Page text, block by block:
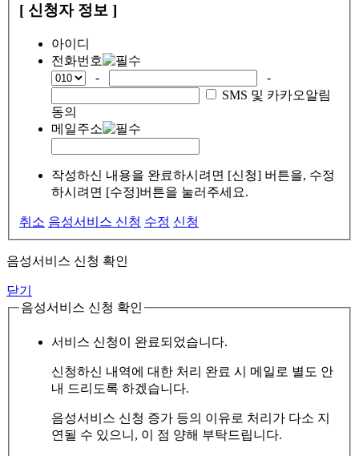
[ 신청자 정보 ]
아이디
전화번호
-
-
SMS 및 카카오알림
동의
메일주소
작성하신 내용을 완료하시려면 [신청] 버튼을, 수정
하시려면 [수정]버튼을 눌러주세요.
취소 음성서비스 신청 수정 신청
음성서비스 신청 확인
닫기
음성서비스 신청 확인
서비스 신청이 완료되었습니다.
신청하신 내역에 대한 처리 완료 시 메일로 별도 안
내 드리도록 하겠습니다.
음성서비스 신청 증가 등의 이유로 처리가 다소 지
연될 수 있으니, 이 점 양해 부탁드립니다.